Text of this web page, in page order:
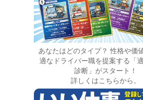
あなたはどのタイプ？ 性格や価
適なドライバー職を提案する「
診断」がスタート！
詳しくはこちらから。